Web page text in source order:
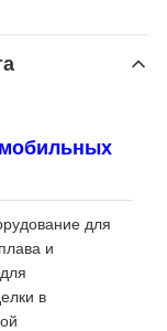
для
и
в